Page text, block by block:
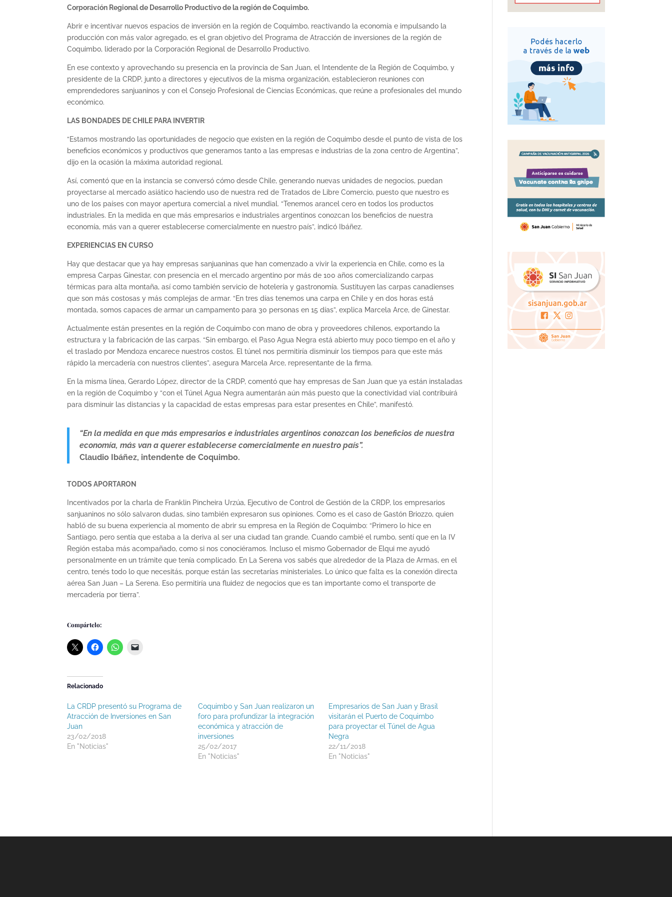
Corporación Regional de Desarrollo Productivo de la región de Coquimbo.
Abrir e incentivar nuevos espacios de inversión en la región de Coquimbo, reactivando la economía e impulsando la
producción con más valor agregado, es el gran objetivo del Programa de Atracción de inversiones de la región de
Coquimbo, liderado por la Corporación Regional de Desarrollo Productivo.
En ese contexto y aprovechando su presencia en la provincia de San Juan, el Intendente de la Región de Coquimbo, y
presidente de la CRDP, junto a directores y ejecutivos de la misma organización, establecieron reuniones con
emprendedores sanjuaninos y con el Consejo Profesional de Ciencias Económicas, que reúne a profesionales del mundo
económico.
LAS BONDADES DE CHILE PARA INVERTIR
“Estamos mostrando las oportunidades de negocio que existen en la región de Coquimbo desde el punto de vista de los
beneficios económicos y productivos que generamos tanto a las empresas e industrias de la zona centro de Argentina”,
dijo en la ocasión la máxima autoridad regional.
Así, comentó que en la instancia se conversó cómo desde Chile, generando nuevas unidades de negocios, puedan
proyectarse al mercado asiático haciendo uso de nuestra red de Tratados de Libre Comercio, puesto que nuestro es
uno de los países con mayor apertura comercial a nivel mundial. “Tenemos arancel cero en todos los productos
industriales. En la medida en que más empresarios e industriales argentinos conozcan los beneficios de nuestra
economía, más van a querer establecerse comercialmente en nuestro país”, indicó Ibáñez.
EXPERIENCIAS EN CURSO
Hay que destacar que ya hay empresas sanjuaninas que han comenzado a vivir la experiencia en Chile, como es la
empresa Carpas Ginestar, con presencia en el mercado argentino por más de 100 años comercializando carpas
térmicas para alta montaña, así como también servicio de hotelería y gastronomía. Sustituyen las carpas canadienses
que son más costosas y más complejas de armar. “En tres días tenemos una carpa en Chile y en dos horas está
montada, somos capaces de armar un campamento para 30 personas en 15 días”, explica Marcela Arce, de Ginestar.
Actualmente están presentes en la región de Coquimbo con mano de obra y proveedores chilenos, exportando la
estructura y la fabricación de las carpas. “Sin embargo, el Paso Agua Negra está abierto muy poco tiempo en el año y
el traslado por Mendoza encarece nuestros costos. El túnel nos permitiría disminuir los tiempos para que este más
rápido la mercadería con nuestros clientes”, asegura Marcela Arce, representante de la firma.
En la misma línea, Gerardo López, director de la CRDP, comentó que hay empresas de San Juan que ya están instaladas
en la región de Coquimbo y “con el Túnel Agua Negra aumentarán aún más puesto que la conectividad vial contribuirá
para disminuir las distancias y la capacidad de estas empresas para estar presentes en Chile”, manifestó.
“En la medida en que más empresarios e industriales argentinos conozcan los beneficios de nuestra
economía, más van a querer establecerse comercialmente en nuestro país”.
Claudio Ibáñez, intendente de Coquimbo.
TODOS APORTARON
Incentivados por la charla de Franklin Pincheira Urzúa, Ejecutivo de Control de Gestión de la CRDP, los empresarios
sanjuaninos no sólo salvaron dudas, sino también expresaron sus opiniones. Como es el caso de Gastón Briozzo, quien
habló de su buena experiencia al momento de abrir su empresa en la Región de Coquimbo: “Primero lo hice en
Santiago, pero sentía que estaba a la deriva al ser una ciudad tan grande. Cuando cambié el rumbo, sentí que en la IV
Región estaba más acompañado, como si nos conociéramos. Incluso el mismo Gobernador de Elqui me ayudó
personalmente en un trámite que tenía complicado. En La Serena vos sabés que alrededor de la Plaza de Armas, en el
centro, tenés todo lo que necesitás, porque están las secretarías ministeriales. Lo único que falta es la conexión directa
aérea San Juan – La Serena. Eso permitiría una fluidez de negocios que es tan importante como el transporte de
mercadería por tierra”.
Compártelo:
Relacionado
La CRDP presentó su Programa de
Atracción de Inversiones en San
Juan
23/02/2018
En "Noticias"
Coquimbo y San Juan realizaron un
foro para profundizar la integración
económica y atracción de
inversiones
25/02/2017
En "Noticias"
Empresarios de San Juan y Brasil
visitarán el Puerto de Coquimbo
para proyectar el Túnel de Agua
Negra
22/11/2018
En "Noticias"